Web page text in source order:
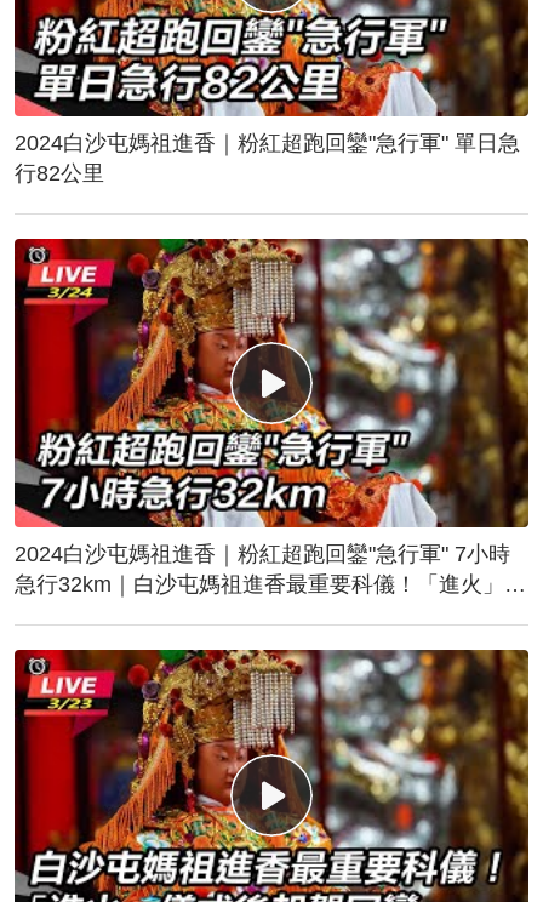
2024白沙屯媽祖進香｜粉紅超跑回鑾"急行軍" 單日急
行82公里
2024白沙屯媽祖進香｜粉紅超跑回鑾"急行軍" 7小時
急行32km｜白沙屯媽祖進香最重要科儀！「進火」儀